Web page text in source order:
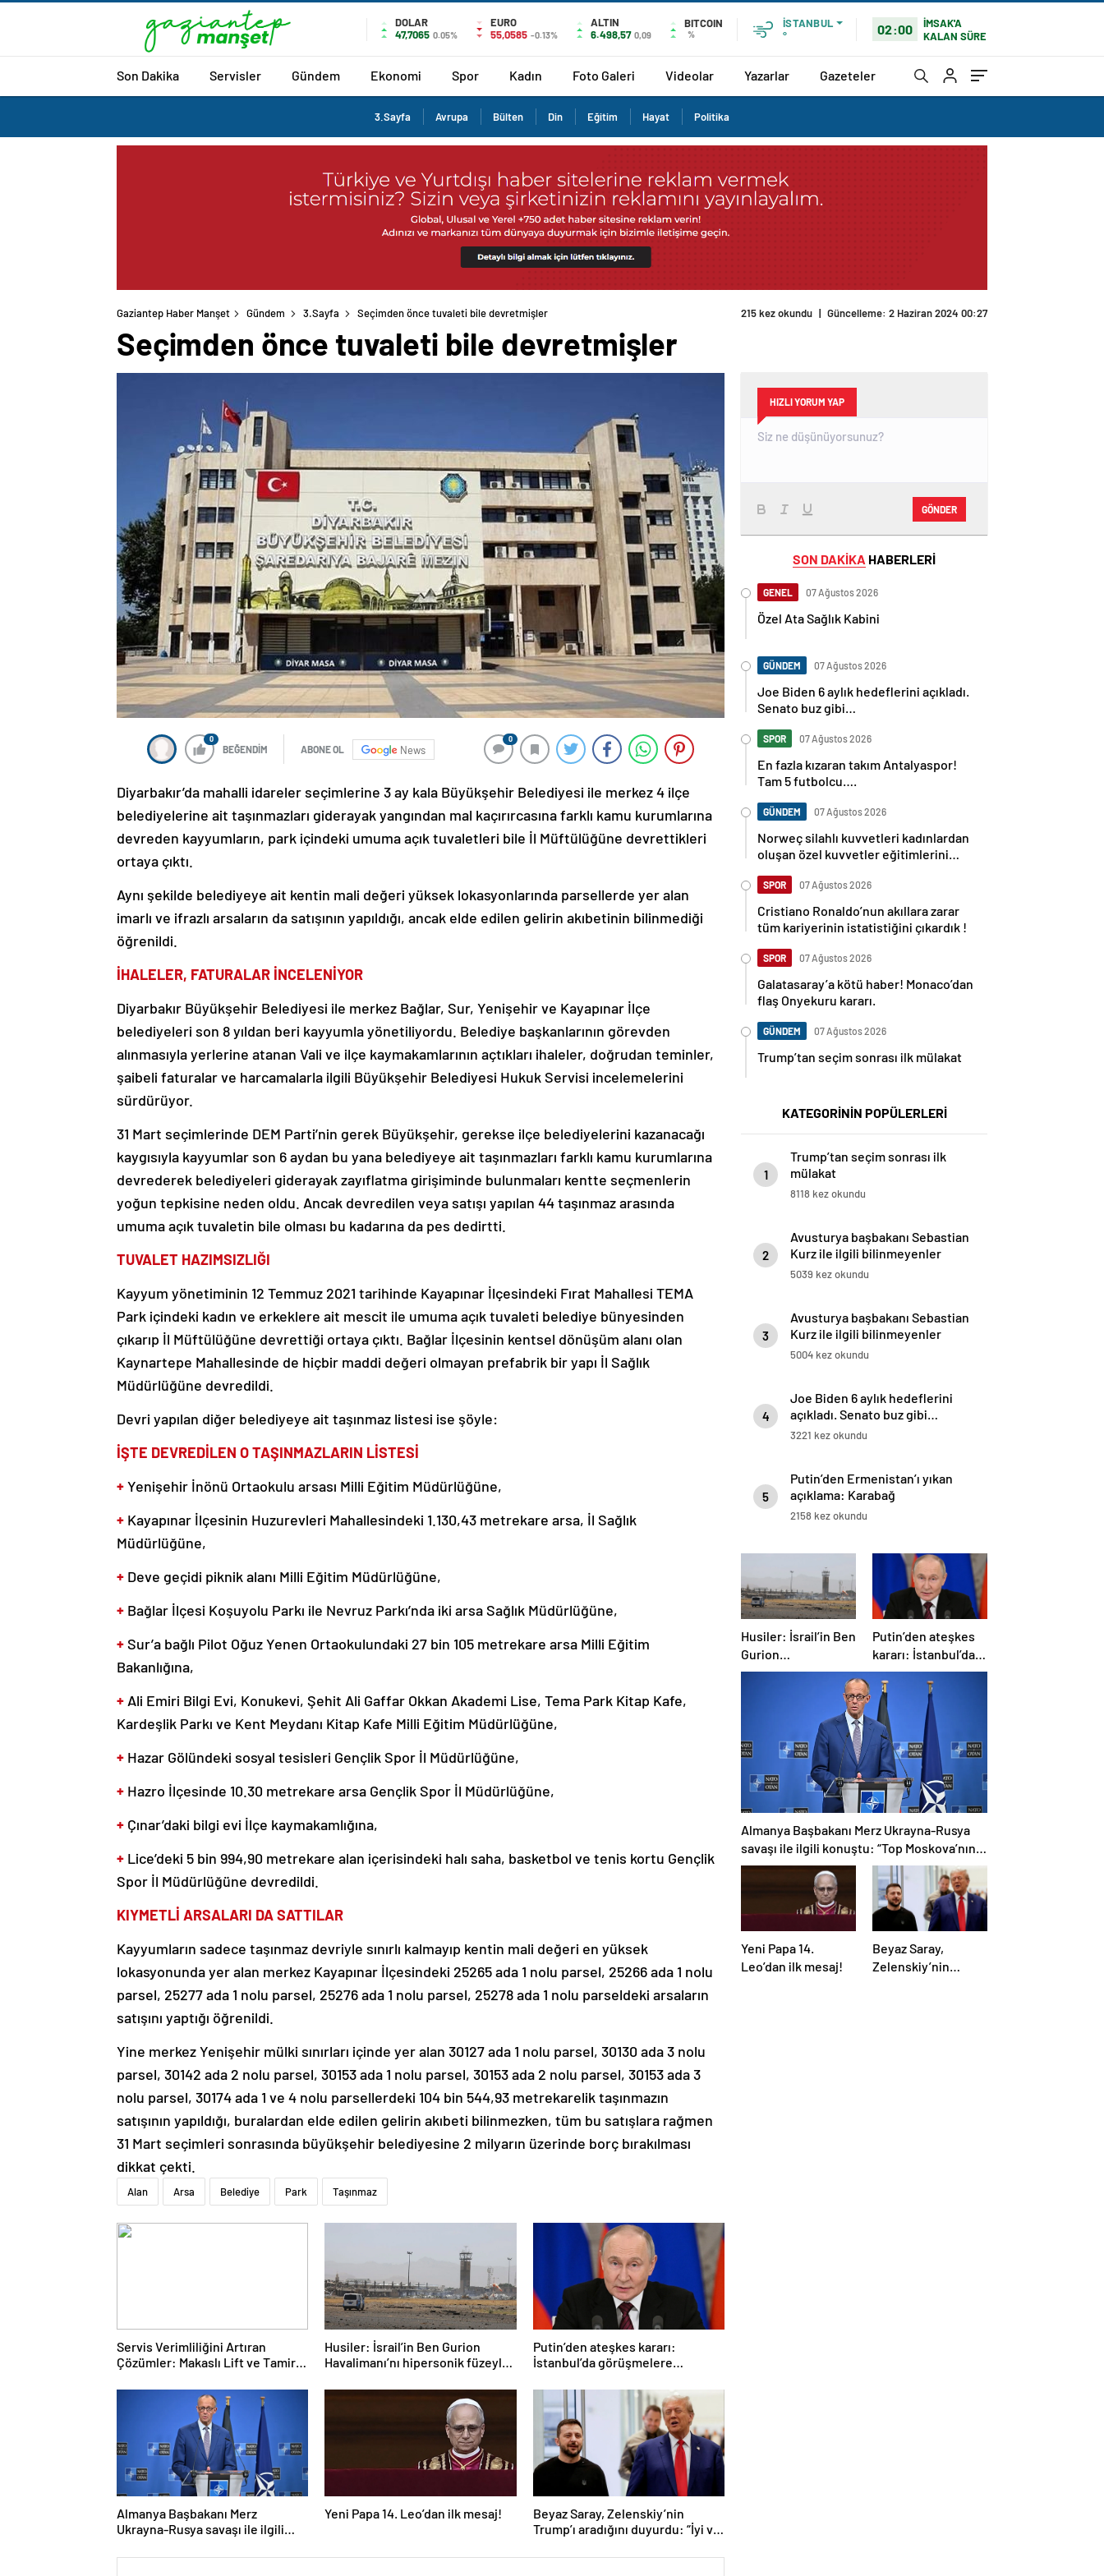
DOLAR
47,7065 0.05%
EURO
55,0585 -0.13%
ALTIN
6.498,57 0,09
BITCOIN
%
İSTANBUL
°
02:00
İMSAK'A
KALAN SÜRE
Son Dakika Servisler Gündem Ekonomi Spor Kadın Foto Galeri Videolar Yazarlar Gazeteler
3.Sayfa Avrupa Bülten Din Eğitim Hayat Politika
Gaziantep Haber Manşet Gündem 3.Sayfa Seçimden önce tuvaleti bile devretmişler
Seçimden önce tuvaleti bile devretmişler
0
BEĞENDİM ABONE OL News
0
Diyarbakır’da mahalli idareler seçimlerine 3 ay kala Büyükşehir Belediyesi ile merkez 4 ilçe
belediyelerine ait taşınmazları giderayak yangından mal kaçırırcasına farklı kamu kurumlarına
devreden kayyumların, park içindeki umuma açık tuvaletleri bile İl Müftülüğüne devrettikleri
ortaya çıktı.
Aynı şekilde belediyeye ait kentin mali değeri yüksek lokasyonlarında parsellerde yer alan
imarlı ve ifrazlı arsaların da satışının yapıldığı, ancak elde edilen gelirin akıbetinin bilinmediği
öğrenildi.
İHALELER, FATURALAR İNCELENİYOR
Diyarbakır Büyükşehir Belediyesi ile merkez Bağlar, Sur, Yenişehir ve Kayapınar İlçe
belediyeleri son 8 yıldan beri kayyumla yönetiliyordu. Belediye başkanlarının görevden
alınmasıyla yerlerine atanan Vali ve ilçe kaymakamlarının açtıkları ihaleler, doğrudan teminler,
şaibeli faturalar ve harcamalarla ilgili Büyükşehir Belediyesi Hukuk Servisi incelemelerini
sürdürüyor.
31 Mart seçimlerinde DEM Parti’nin gerek Büyükşehir, gerekse ilçe belediyelerini kazanacağı
kaygısıyla kayyumlar son 6 aydan bu yana belediyeye ait taşınmazları farklı kamu kurumlarına
devrederek belediyeleri giderayak zayıflatma girişiminde bulunmaları kentte seçmenlerin
yoğun tepkisine neden oldu. Ancak devredilen veya satışı yapılan 44 taşınmaz arasında
umuma açık tuvaletin bile olması bu kadarına da pes dedirtti.
TUVALET HAZIMSIZLIĞI
Kayyum yönetiminin 12 Temmuz 2021 tarihinde Kayapınar İlçesindeki Fırat Mahallesi TEMA
Park içindeki kadın ve erkeklere ait mescit ile umuma açık tuvaleti belediye bünyesinden
çıkarıp İl Müftülüğüne devrettiği ortaya çıktı. Bağlar İlçesinin kentsel dönüşüm alanı olan
Kaynartepe Mahallesinde de hiçbir maddi değeri olmayan prefabrik bir yapı İl Sağlık
Müdürlüğüne devredildi.
Devri yapılan diğer belediyeye ait taşınmaz listesi ise şöyle:
İŞTE DEVREDİLEN O TAŞINMAZLARIN LİSTESİ
+Yenişehir İnönü Ortaokulu arsası Milli Eğitim Müdürlüğüne,
+ Kayapınar İlçesinin Huzurevleri Mahallesindeki 1.130,43 metrekare arsa, İl Sağlık
Müdürlüğüne,
+ Deve geçidi piknik alanı Milli Eğitim Müdürlüğüne,
+ Bağlar İlçesi Koşuyolu Parkı ile Nevruz Parkı’nda iki arsa Sağlık Müdürlüğüne,
+Sur’a bağlı Pilot Oğuz Yenen Ortaokulundaki 27 bin 105 metrekare arsa Milli Eğitim
Bakanlığına,
+ Ali Emiri Bilgi Evi, Konukevi, Şehit Ali Gaffar Okkan Akademi Lise, Tema Park Kitap Kafe,
Kardeşlik Parkı ve Kent Meydanı Kitap Kafe Milli Eğitim Müdürlüğüne,
+ Hazar Gölündeki sosyal tesisleri Gençlik Spor İl Müdürlüğüne,
+ Hazro İlçesinde 10.30 metrekare arsa Gençlik Spor İl Müdürlüğüne,
+ Çınar’daki bilgi evi İlçe kaymakamlığına,
+ Lice’deki 5 bin 994,90 metrekare alan içerisindeki halı saha, basketbol ve tenis kortu Gençlik
Spor İl Müdürlüğüne devredildi.
KIYMETLİ ARSALARI DA SATTILAR
Kayyumların sadece taşınmaz devriyle sınırlı kalmayıp kentin mali değeri en yüksek
lokasyonunda yer alan merkez Kayapınar İlçesindeki 25265 ada 1 nolu parsel, 25266 ada 1 nolu
parsel, 25277 ada 1 nolu parsel, 25276 ada 1 nolu parsel, 25278 ada 1 nolu parseldeki arsaların
satışını yaptığı öğrenildi.
Yine merkez Yenişehir mülki sınırları içinde yer alan 30127 ada 1 nolu parsel, 30130 ada 3 nolu
parsel, 30142 ada 2 nolu parsel, 30153 ada 1 nolu parsel, 30153 ada 2 nolu parsel, 30153 ada 3
nolu parsel, 30174 ada 1 ve 4 nolu parsellerdeki 104 bin 544,93 metrekarelik taşınmazın
satışının yapıldığı, buralardan elde edilen gelirin akıbeti bilinmezken, tüm bu satışlara rağmen
31 Mart seçimleri sonrasında büyükşehir belediyesine 2 milyarın üzerinde borç bırakılması
dikkat çekti.
Alan Arsa Belediye Park Taşınmaz
Servis Verimliliğini Artıran
Çözümler: Makaslı Lift ve Tamirci
Husiler: İsrail’in Ben Gurion
Havalimanı’nı hipersonik füzeyle
Putin’den ateşkes kararı:
İstanbul’da görüşmelere
Almanya Başbakanı Merz
Ukrayna-Rusya savaşı ile ilgili
sahasında”
Yeni Papa 14. Leo’dan ilk mesaj!
Beyaz Saray, Zelenskiy’nin
Trump’ı aradığını duyurdu: “İyi ve
HIZLI YORUM YAP
GÖNDER
SON DAKİKA HABERLERİ
GENEL 07 Ağustos 2026
Özel Ata Sağlık Kabini
GÜNDEM 07 Ağustos 2026
Joe Biden 6 aylık hedeflerini açıkladı.
Senato buz gibi…
SPOR 07 Ağustos 2026
En fazla kızaran takım Antalyaspor!
Tam 5 futbolcu….
GÜNDEM 07 Ağustos 2026
Norweç silahlı kuvvetleri kadınlardan
oluşan özel kuvvetler eğitimlerini
SPOR 07 Ağustos 2026
Cristiano Ronaldo’nun akıllara zarar
tüm kariyerinin istatistiğini çıkardık !
SPOR 07 Ağustos 2026
Galatasaray’a kötü haber! Monaco’dan
flaş Onyekuru kararı.
GÜNDEM 07 Ağustos 2026
Trump’tan seçim sonrası ilk mülakat
KATEGORİNİN POPÜLERLERİ
1
Trump’tan seçim sonrası ilk
mülakat
8118 kez okundu
2
Avusturya başbakanı Sebastian
Kurz ile ilgili bilinmeyenler
5039 kez okundu
3
Avusturya başbakanı Sebastian
Kurz ile ilgili bilinmeyenler
5004 kez okundu
4
Joe Biden 6 aylık hedeflerini
açıkladı. Senato buz gibi…
3221 kez okundu
5
Putin’den Ermenistan’ı yıkan
açıklama: Karabağ
Azerbaycan’ın ayrılmaz bir
2158 kez okundu
Husiler: İsrail’in Ben
Gurion
Havalimanı’nı
hipersonik füzeyle
Putin’den ateşkes
kararı: İstanbul’da
görüşmelere
başlamayı
öneriyoruz
Almanya Başbakanı Merz Ukrayna-Rusya
savaşı ile ilgili konuştu: “Top Moskova’nın
sahasında”
Yeni Papa 14.
Leo’dan ilk mesaj!
Beyaz Saray,
Zelenskiy’nin